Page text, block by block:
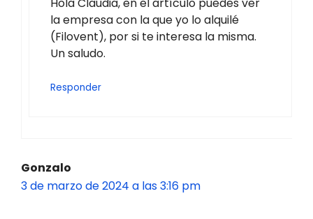
la empresa con la que yo lo alquilé
(Filovent), por si te interesa la misma.
Un saludo.
Responder
Gonzalo
3 de marzo de 2024 a las 3:16 pm